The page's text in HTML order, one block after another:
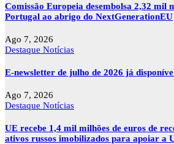
Comissão Europeia desembolsa 2,32 mil
Portugal ao abrigo do NextGenerationEU
Ago 7, 2026
Destaque Notícias
E-newsletter de julho de 2026 já
Ago 7, 2026
Destaque Notícias
UE recebe 1,4 mil milhões de euros de
ativos russos imobilizados para apoiar a